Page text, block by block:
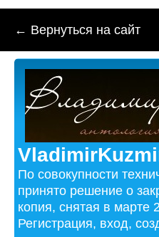
← Вернуться на сайт
По совокупности
принято решение о
копия, снятая в марте
Регистрация, вход,